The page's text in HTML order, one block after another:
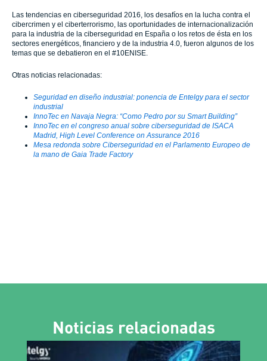
Las tendencias en ciberseguridad 2016, los desafíos en la lucha contra el
cibercrimen y el ciberterrorismo, las oportunidades de internacionalización
para la industria de la ciberseguridad en España o los retos de ésta en los
sectores energéticos, financiero y de la industria 4.0, fueron algunos de los
temas que se debatieron en el #10ENISE.
Otras noticias relacionadas:
Seguridad en diseño industrial: ponencia de Entelgy para el sector
industrial
InnoTec en Navaja Negra: “Como Pedro por su Smart Building”
InnoTec en el congreso anual sobre ciberseguridad de ISACA
Madrid, High Level Conference on Assurance 2016
Mesa redonda sobre Ciberseguridad en el Parlamento Europeo de
la mano de Gaia Trade Factory
Noticias relacionadas